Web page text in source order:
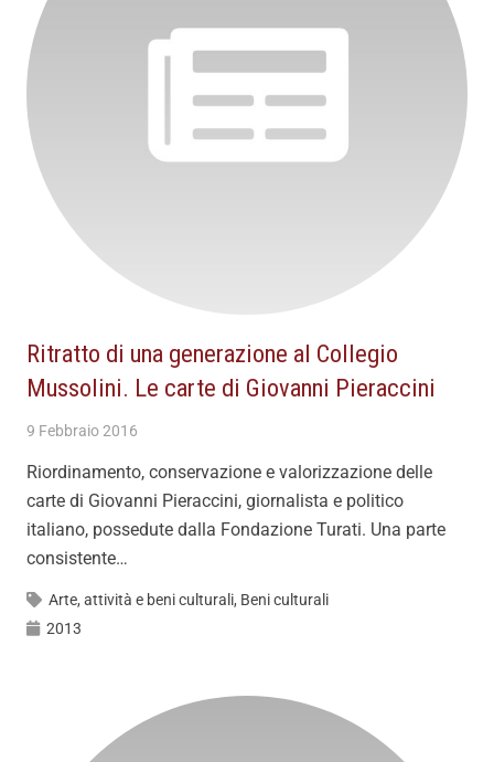
Ritratto di una generazione al Collegio
Mussolini. Le carte di Giovanni Pieraccini
9 Febbraio 2016
Riordinamento, conservazione e valorizzazione delle
carte di Giovanni Pieraccini, giornalista e politico
italiano, possedute dalla Fondazione Turati. Una parte
consistente…
Arte, attività e beni culturali, Beni culturali
2013